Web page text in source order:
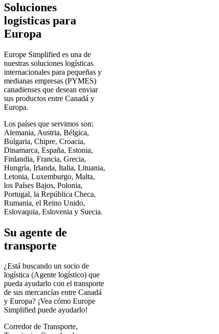
Soluciones
logísticas para
Europa
Europe Simplified es una de
nuestras soluciones logísticas
internacionales para pequeñas y
medianas empresas (PYMES)
canadienses que desean enviar
sus productos entre Canadá y
Europa.
Los países que servimos son:
Alemania, Austria, Bélgica,
Bulgaria, Chipre, Croacia,
Dinamarca, España, Estonia,
Finlandia, Francia, Grecia,
Hungría, Irlanda, Italia, Lituania,
Letonia, Luxemburgo, Malta,
los Países Bajos, Polonia,
Portugal, la República Checa,
Rumania, el Reino Unido,
Eslovaquia, Eslovenia y Suecia.
Su agente de
transporte
¿Está buscando un socio de
logística (Agente logístico) que
pueda ayudarlo con el transporte
de sus mercancías entre Canadá
y Europa? ¡Vea cómo Europe
Simplified puede ayudarlo!
Corredor de Transporte,